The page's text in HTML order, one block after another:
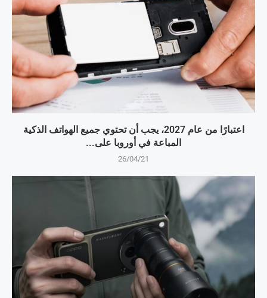
اعتبارًا من عام 2027، يجب أن تحتوي جميع الهواتف الذكية
المباعة في أوروبا على...
26/04/21